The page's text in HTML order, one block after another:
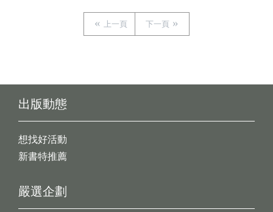
上一頁 下一頁
出版動態
想找好活動
新書特推薦
嚴選企劃